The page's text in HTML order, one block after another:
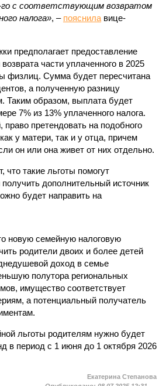
го с соответствующим возвратом
налога», – пояснила вице-
предполагает предоставление
части уплаченного в 2025
физлиц. Сумма будет пересчитана
а полученную разницу
Таким образом, выплата будет
7% из 13% уплаченного налога.
претендовать на подобного
у матери, так и у отца, причем
он или она живет от них отдельно.
что такие льготы помогут
дополнительный источник
будет направить на
новую семейную налоговую
родители двоих и более детей
доход в семье
полутора региональных
имущество соответствует
а потенциальный получатель
льготы родителям нужно будет
в период с 1 июня до 1 октября 2026
Екатерина Степанова